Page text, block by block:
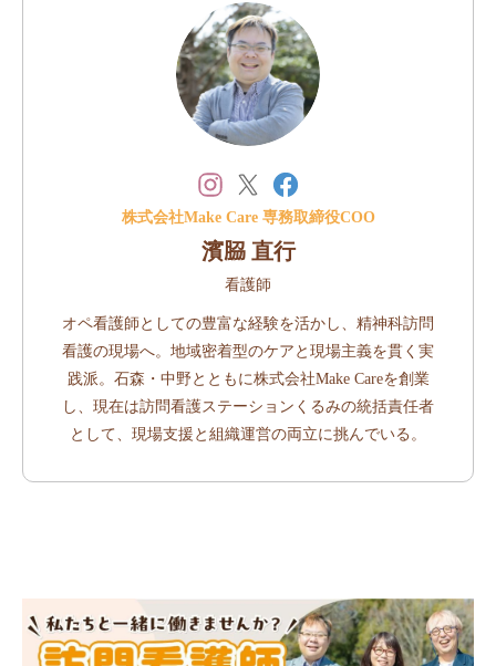
株式会社Make Care 専務取締役COO
濱𦚰 直行
看護師
オペ看護師としての豊富な経験を活かし、精神科訪問
看護の現場へ。地域密着型のケアと現場主義を貫く実
践派。石森・中野とともに株式会社Make Careを創業
し、現在は訪問看護ステーションくるみの統括責任者
として、現場支援と組織運営の両立に挑んでいる。